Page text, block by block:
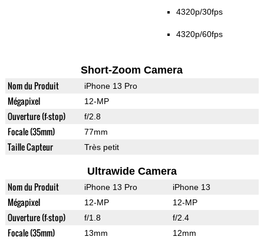
4320p/30fps
4320p/60fps
Short-Zoom Camera
Nom du Produit iPhone 13 Pro
Mégapixel 12-MP
Ouverture (f-stop) f/2.8
Focale (35mm) 77mm
Taille Capteur Très petit
Ultrawide Camera
Nom du Produit iPhone 13 Pro iPhone 13
Mégapixel 12-MP 12-MP
Ouverture (f-stop) f/1.8 f/2.4
Focale (35mm) 13mm 12mm